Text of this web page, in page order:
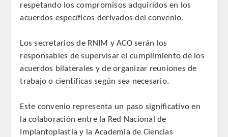
Actividades realizadas
respetando los compromisos adquiridos en los
acuerdos específicos derivados del convenio.
Los secretarios de RNIM y ACO serán los
responsables de supervisar el cumplimiento de los
acuerdos bilaterales y de organizar reuniones de
trabajo o científicas según sea necesario.
Este convenio representa un paso significativo en
la colaboración entre la Red Nacional de
Implantoplastia y la Academia de Ciencias